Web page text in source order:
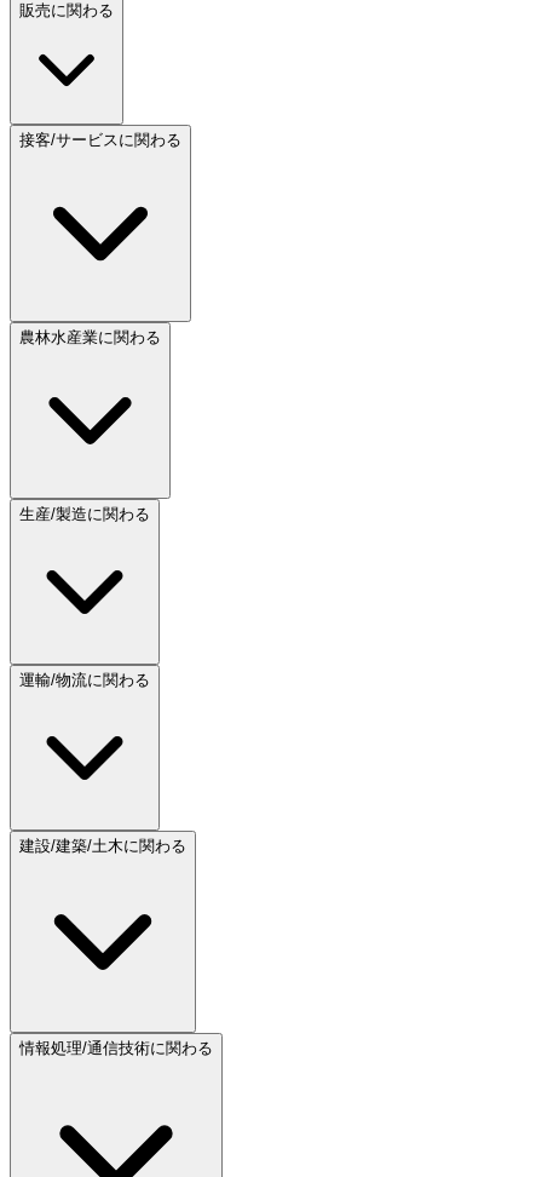
販売に関わる
接客/サービスに関わる
農林水産業に関わる
生産/製造に関わる
運輸/物流に関わる
建設/建築/土木に関わる
情報処理/通信技術に関わる